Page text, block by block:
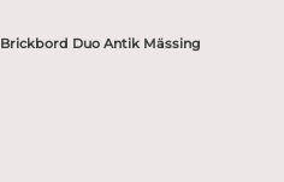
Brickbord Duo Antik Mässing